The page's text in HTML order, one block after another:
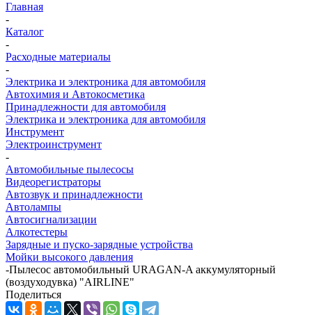
Главная
-
Каталог
-
Расходные материалы
-
Электрика и электроника для автомобиля
Автохимия и Автокосметика
Принадлежности для автомобиля
Электрика и электроника для автомобиля
Инструмент
Электроинструмент
-
Автомобильные пылесосы
Видеорегистраторы
Автозвук и принадлежности
Автолампы
Автосигнализации
Алкотестеры
Зарядные и пуско-зарядные устройства
Мойки высокого давления
-Пылесос автомобильный URAGAN-A аккумуляторный
(воздуходувка) "AIRLINE"
Поделиться